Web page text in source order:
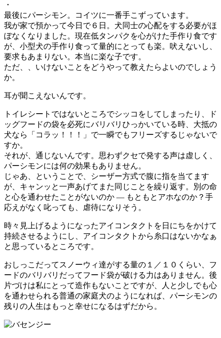
・
最後にパーシモン。コイツに一番手こずっています。
我が家で預かって今日で６日。犬同士の心配をする必要がほ
ぼなくなりました。現在低タンパクを心がけた手作り食です
が、小型犬の手作り食って量的にとっても楽。吠えないし、
要求もあまりない。本当に楽な子です。
ただ、、いけないことをどうやって教えたらよいのでしょう
か。
耳が聞こえないんです。
トイレシートではないところでシッコをしてしまったり、ド
ッグフードの袋を必死にバリバリひっかいている時、大抵の
犬なら「コラッ！！！」で一瞬でもフリーズするじゃないで
すか。
それが、通じないんです。思わずクセで発する声は虚しく、
パーシモンには何の効果もありません。
じゃあ、ということで、シーザー方式で腹に指を当てます
が、キャンッと一声あげてまた同じことを繰り返す。別の命
と心を通わせたことがないのか — もともとアホなのか？手
応えがなく叱っても、虐待になりそう。
時々見上げるようになったアイコンタクトを日にちをかけて
持続させるようにし、アイコンタクトから糸口はないかなぁ
と思っているところです。
おしっこだってスノーウィ達がする量の１／１０くらい、フ
ードのバリバリだってフード袋が破ける力はありません。後
片づけは私にとって造作もないことですが、人と少しでも心
を通わせられる普通の家庭犬のようになれば、パーシモンの
残りの人生はもっと幸せになるはずだから。